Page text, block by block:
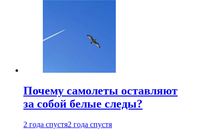
Почему самолеты оставляют
за собой белые следы?
2 года спустя2 года спустя